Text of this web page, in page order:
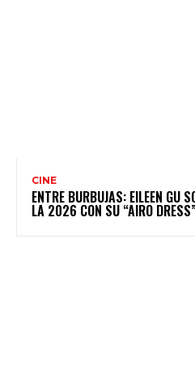
CINE
ENTRE BURBUJAS: EILEEN GU
LA 2026 CON SU “AIRO DRESS”